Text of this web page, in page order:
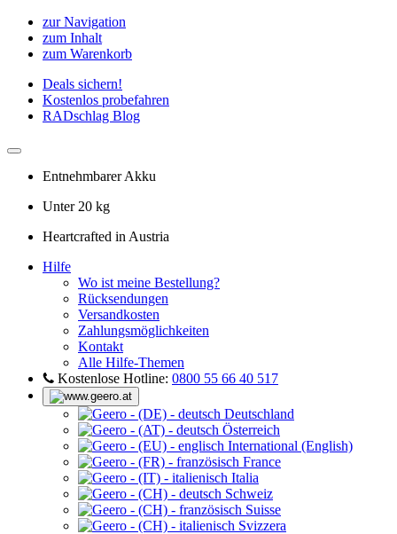
zur Navigation
zum Inhalt
zum Warenkorb
Deals sichern!
Kostenlos probefahren
RADschlag Blog
Entnehmbarer Akku
Unter 20 kg
Heartcrafted in Austria
Hilfe
Wo ist meine Bestellung?
Rücksendungen
Versandkosten
Zahlungsmöglichkeiten
Kontakt
Alle Hilfe-Themen
Kostenlose Hotline: 0800 55 66 40 517
Deutschland
Österreich
International (English)
France
Italia
Schweiz
Suisse
Svizzera